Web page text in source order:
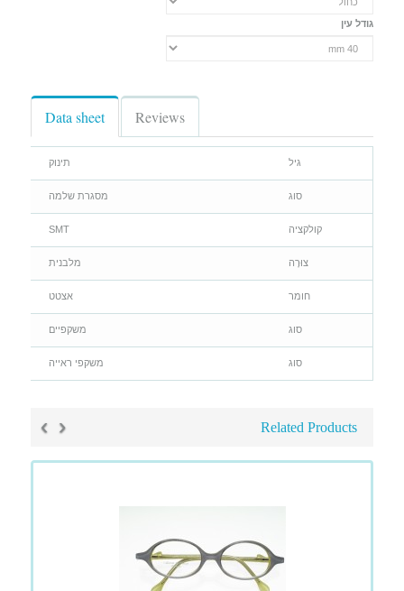
גודל עין
Data sheet Reviews
גיל תינוק
סוג מסגרת שלמה
קולקציה SMT
צוּרָה מלבנית
חומר אצטט
סוג משקפיים
סוג משקפי ראייה
Related Products
‹
›